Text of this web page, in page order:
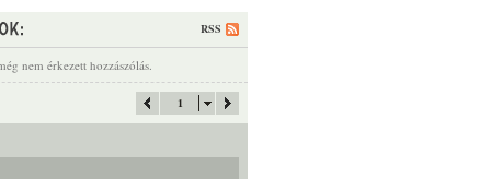
RSS
nem érkezett hozzászólás.
1